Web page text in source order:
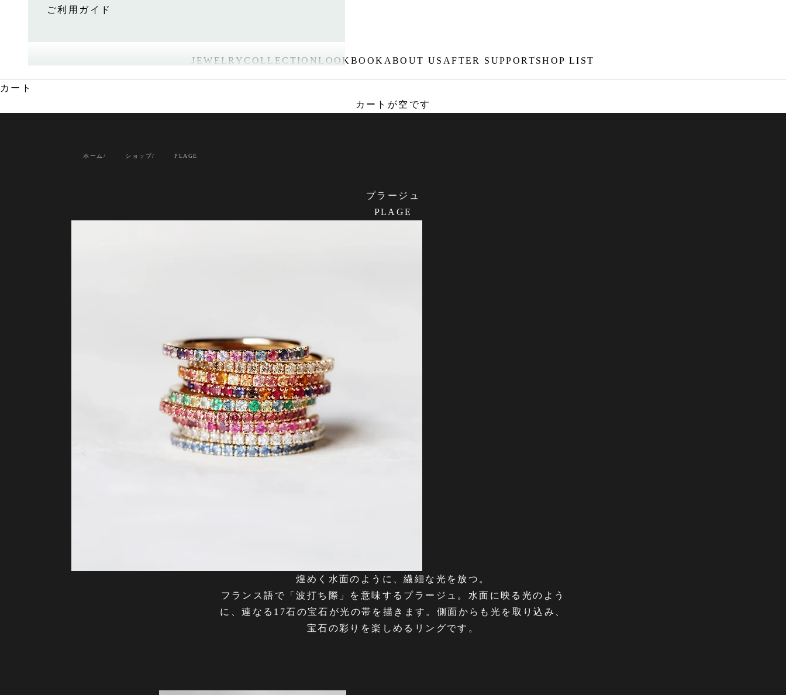
JEWELRY COLLECTION LOOKBOOK ABOUT US AFTER SUPPORTSHOP LIST
ご利用ガイド
カート
カートが空です
ホーム ショップ PLAGE
プラージュ
PLAGE
煌めく水面のように、繊細な光を放つ。
フランス語で「波打ち際」を意味するプラージュ。水面に映る光のよう
に、連なる17石の宝石が光の帯を描きます。側面からも光を取り込み、
宝石の彩りを楽しめるリングです。